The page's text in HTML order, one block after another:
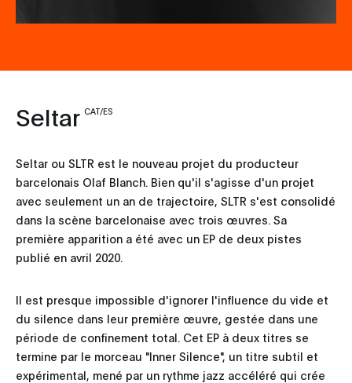
Seltar CAT/ES
Seltar ou SLTR est le nouveau projet du producteur
barcelonais Olaf Blanch. Bien qu'il s'agisse d'un projet
avec seulement un an de trajectoire, SLTR s'est consolidé
dans la scène barcelonaise avec trois œuvres. Sa
première apparition a été avec un EP de deux pistes
publié en avril 2020.
Il est presque impossible d'ignorer l'influence du vide et
du silence dans leur première œuvre, gestée dans une
période de confinement total. Cet EP à deux titres se
termine par le morceau "Inner Silence", un titre subtil et
expérimental, mené par un rythme jazz accéléré qui crée